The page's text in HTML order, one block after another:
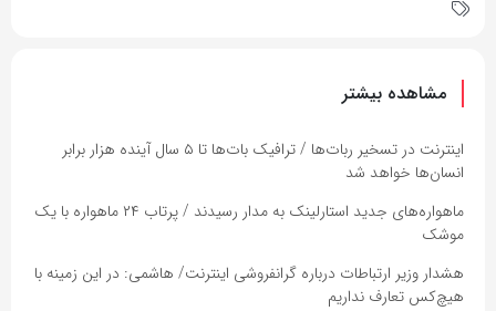
مشاهده بیشتر
اینترنت در تسخیر ربات‌ها / ترافیک بات‌ها تا ۵ سال آینده هزار برابر
انسان‌ها خواهد شد
ماهواره‌های جدید استارلینک به مدار رسیدند / پرتاب ۲۴ ماهواره با یک
موشک
هشدار وزیر ارتباطات درباره گرانفروشی اینترنت/ هاشمی: در این زمینه با
هیچ‌کس تعارف نداریم